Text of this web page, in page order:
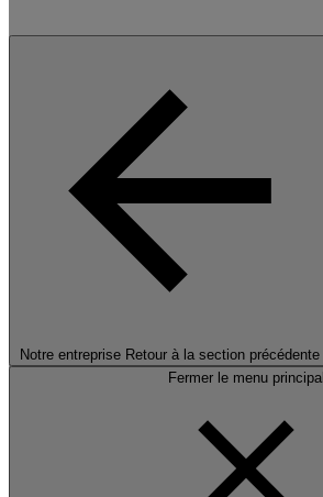
Notre entreprise Retour à la section précédente
Fermer le menu principal